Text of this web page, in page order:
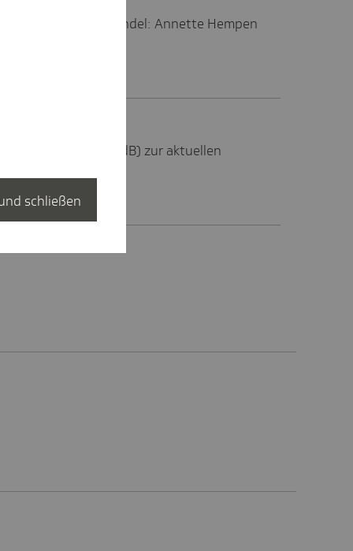
im Wandel: Annette Hempen
Anne Janssen (MdB) zur aktuellen
schließen